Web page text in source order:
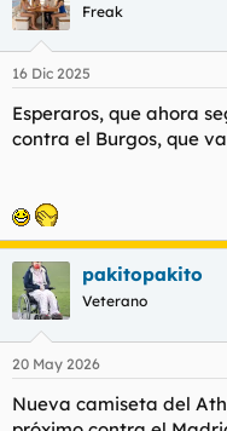
Freak
16 Dic 2025
Esperaros, que ahora
contra el Burgos, que
pakitopakito
Veterano
20 May 2026
Nueva camiseta del